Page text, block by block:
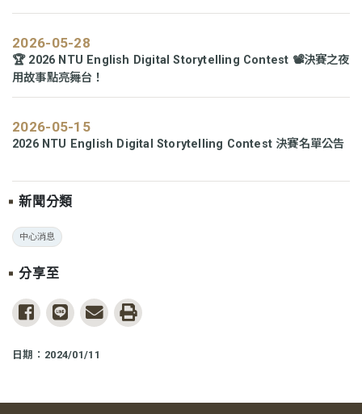
2026-05-28
🏆 2026 NTU English Digital Storytelling Contest 📽️決賽之夜
用故事點亮舞台！
2026-05-15
2026 NTU English Digital Storytelling Contest 決賽名單公告
新聞分類
中心消息
分享至
share to facebook
share to line
share to email
print
日期：2024/01/11